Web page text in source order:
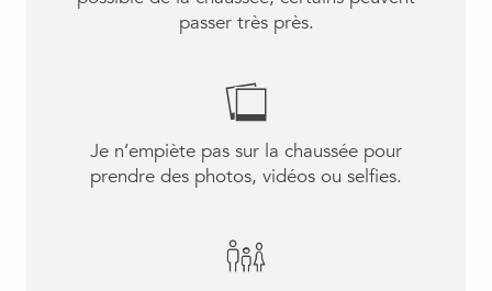
passer très près.
Je n’empiète pas sur la chaussée pour
prendre des photos, vidéos ou selfies.